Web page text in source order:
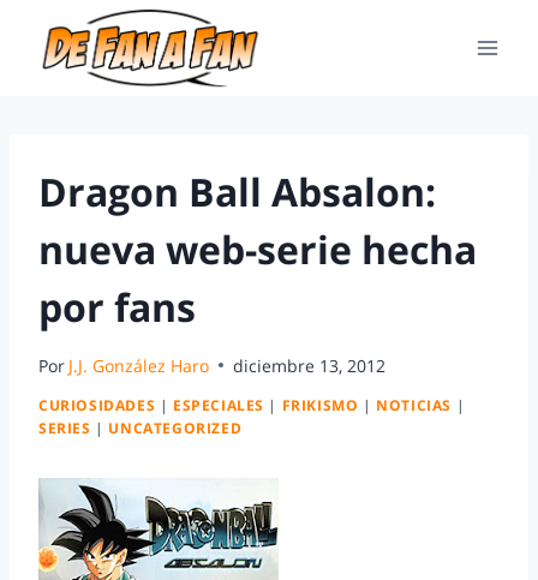
Dragon Ball Absalon:
nueva web-serie hecha
por fans
Por J.J. González Haro diciembre 13, 2012
CURIOSIDADES | ESPECIALES | FRIKISMO | NOTICIAS |
SERIES | UNCATEGORIZED